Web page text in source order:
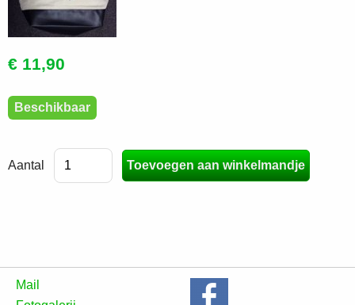
€ 11,90
Beschikbaar
Aantal
Mail